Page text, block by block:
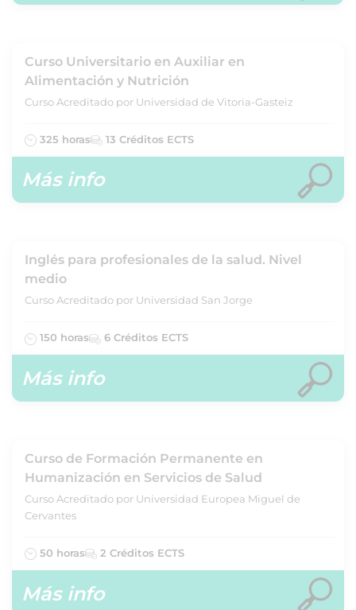
Curso Universitario en Auxiliar en
Alimentación y Nutrición
Curso Acreditado por Universidad de Vitoria-Gasteiz
325 horas 13 Créditos ECTS
Más info
Inglés para profesionales de la salud. Nivel
medio
Curso Acreditado por Universidad San Jorge
150 horas 6 Créditos ECTS
Más info
Curso de Formación Permanente en
Humanización en Servicios de Salud
Curso Acreditado por Universidad Europea Miguel de
Cervantes
50 horas 2 Créditos ECTS
Más info